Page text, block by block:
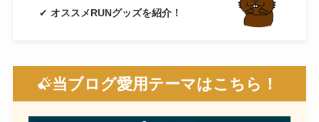
✔オススメRUNグッズを紹介！
当ブログ愛用テーマはこちら！